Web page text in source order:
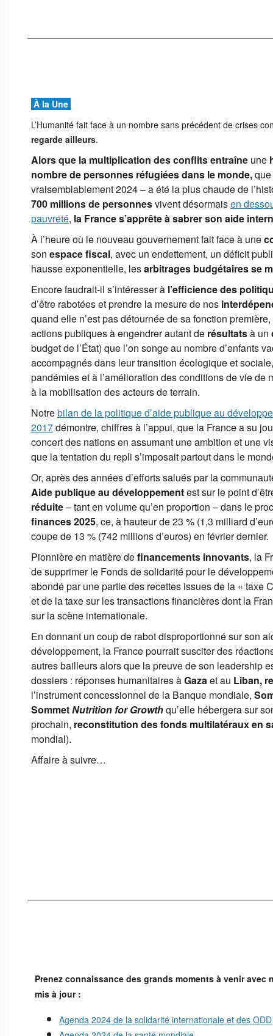
À la Une
L’Humanité fait face à un nombre sans précédent de crises
regarde ailleurs.
Alors que la multiplication des conflits entraîne une
nombre de personnes réfugiées dans le monde,
vraisemblablement 2024 – a été la plus chaude de
700 millions de personnesvivent désormaisen
pauvreté, la France s’apprête à sabrer son aide
À l’heure où le nouveau gouvernement fait face à une
son espace fiscal, avec un endettement, un déficit
hausse exponentielle, lesarbitrages budgétaires se
Encore faudrait-il s’intéresser à l’efficience des
d’être rabotées et prendre la mesure de nos
quand elle n’est pas détournée de sa fonction
actions publiques à engendrer autant de résultatsà un
budget de l’État) que l’on songe au nombre d’enfants
accompagnés dans leur transition écologique et
pandémies et à l’amélioration des conditions de vie de
à la mobilisation des acteurs de terrain.
Notrebilan de la politique d’aide publique au
2017démontre, chiffres à l’appui, que la France a su
concert des nations en assumant une ambition et une
que la tentation du repli s’imposait partout dans le
Or, après des années d’efforts salués par la
Aide publique au développementest sur le point
réduite– tant en volume qu’en proportion – dans le
finances 2025, ce, à hauteur de 23 % (1,3 milliard
coupe de 13 % (742 millions d’euros) en février dernier.
Pionnière en matière definancements innovants, la
de supprimer le Fonds de solidarité pour le
abondé par une partie des recettes issues de la « taxe
et de la taxe sur les transactions financières dont la
sur la scène internationale.
En donnant un coup de rabot disproportionné sur son
développement, la France pourrait susciter des
autres bailleurs alors que la preuve de son leadership
dossiers : réponses humanitaires àGazaet au Liban,
l’instrument concessionnel de la Banque mondiale,
SommetNutrition for Growthqu’elle hébergera sur
prochain, reconstitution des fonds multilatéraux en
mondial).
Affaire à suivre…
Prenez connaissance des grands moments à venir avec
mis à jour :
Agenda 2024 de la solidarité internationale et des ODD